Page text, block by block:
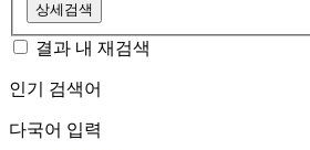
상세검색
결과 내 재검색
인기 검색어
다국어 입력